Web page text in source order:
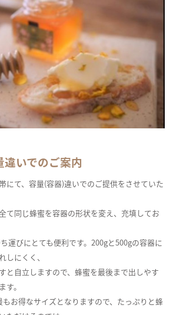
いでのご案内
にて、容量(容器)違いでのご提供をさせていた
て同じ蜂蜜を容器の形状を変え、充填してお
運びにとても便利です。200gと500gの容器に
しにくく、
と自立しますので、蜂蜜を最後まで出しやす
す。
もお得なサイズとなりますので、たっぷりと蜂